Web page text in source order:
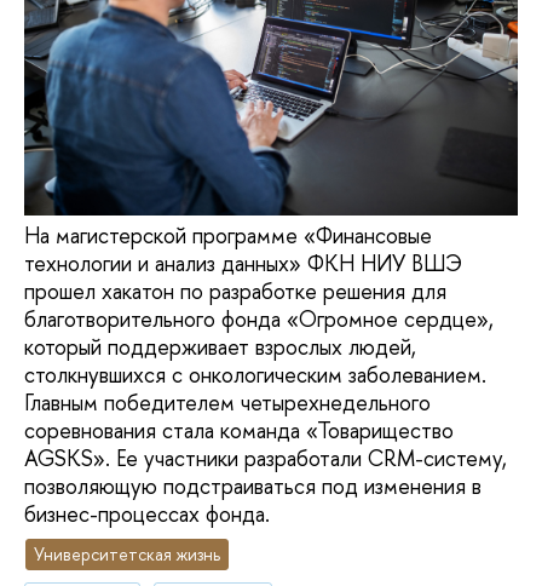
На магистерской программе «Финансовые
технологии и анализ данных» ФКН НИУ ВШЭ
прошел хакатон по разработке решения для
благотворительного фонда «Огромное сердце»,
который поддерживает взрослых людей,
столкнувшихся с онкологическим заболеванием.
Главным победителем четырехнедельного
соревнования стала команда «Товарищество
AGSKS». Ее участники разработали CRM-систему,
позволяющую подстраиваться под изменения в
бизнес-процессах фонда.
Университетская жизнь